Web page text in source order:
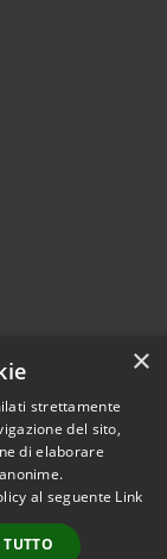
© 2023 •
provincia nord•
Powered
×
strettamente
del sito,
di elaborare
al seguente Link